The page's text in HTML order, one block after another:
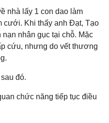
nhà lấy 1 con dao làm
cưới. Khi thấy anh Đạt, Tạo
nhân gục tại chỗ. Mặc
cứu, nhưng do vết thương
đó.
chức năng tiếp tục điều